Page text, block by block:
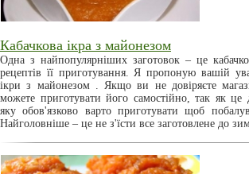
Кабачкова ікра з майонезом
Одна з найпопулярніших заготовок – це
рецептів її приготування. Я пропоную вашій
ікри з майонезом . Якщо ви не довіряєте
можете приготувати його самостійно, так як це
яку обов'язково варто приготувати щоб
Найголовніше – це не з'їсти все заготовлене до